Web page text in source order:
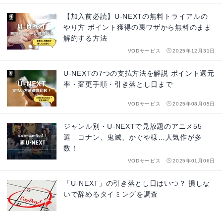
【加入前必読】U-NEXTの無料トライアルの
やり方 ポイント獲得の裏ワザから無料のまま
解約する方法
VODサービス 2025年12月31日
U-NEXTの7つの支払方法を解説 ポイント還元
率・変更手順・引き落とし日まで
VODサービス 2025年08月05日
ジャンル別・U-NEXTで見放題のアニメ55
選 コナン、鬼滅、かぐや様…人気作が多
数！
VODサービス 2025年01月06日
「U-NEXT」の引き落とし日はいつ？ 損しな
いで辞めるタイミングを調査